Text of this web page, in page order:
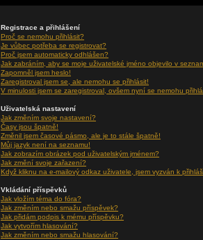
Registrace a přihlášení
Proč se nemohu přihlásit?
Je vůbec potřeba se registrovat?
Proč jsem automaticky odhlášen?
Jak zabráním, aby se moje uživatelské jméno objevilo v
Zapomněl jsem heslo!
Zaregistroval jsem se, ale nemohu se přihlásit!
V minulosti jsem se zaregistroval, ovšem nyní se nemohu
Uživatelská nastavení
Jak změním svoje nastavení?
Časy jsou špatně!
Změnil jsem časové pásmo, ale je to stále špatně!
Můj jazyk není na seznamu!
Jak zobrazím obrázek pod uživatelským jménem?
Jak změní svoje zařazení?
Když kliknu na e-mailový odkaz uživatele, jsem vyzván k
Vkládání příspěvků
Jak vložím téma do fóra?
Jak změním nebo smažu příspěvek?
Jak přidám podpis k mému příspěvku?
Jak vytvořím hlasování?
Jak změním nebo smažu hlasování?